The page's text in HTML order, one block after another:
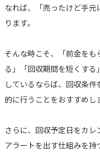
なれば、「売ったけど手
ります。
そんな時こそ、「前金を
る」「回収期間を短くする
しているならば、回収条
的に行うことをおすすめし
さらに、回収予定日をカ
アラートを出す仕組みを